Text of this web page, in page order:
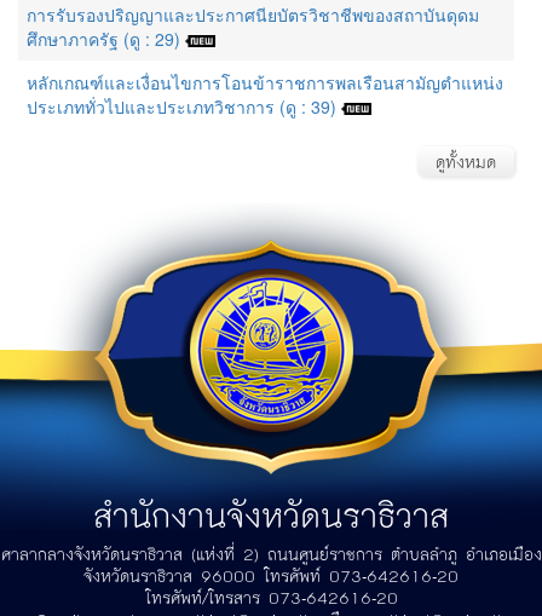
การรับรองปริญญาและประกาศนียบัตรวิชาชีพของสถาบันดุดม
ศึกษาภาครัฐ (ดู : 29)
หลักเกณฑ์และเงื่อนไขการโอนข้าราชการพลเรือนสามัญตำแหน่ง
ประเภททั่วไปและประเภทวิชาการ (ดู : 39)
ดูทั้งหมด
สำนักงานจังหวัดนราธิวาส
ศาลากลางจังหวัดนราธิวาส (แห่งที่ 2) ถนนศูนย์ราชการ ตำบลลำภู อำเภอเมือง
จังหวัดนราธิวาส 96000 โทรศัพท์ 073-642616-20
โทรศัพท์/โทรสาร 073-642616-20